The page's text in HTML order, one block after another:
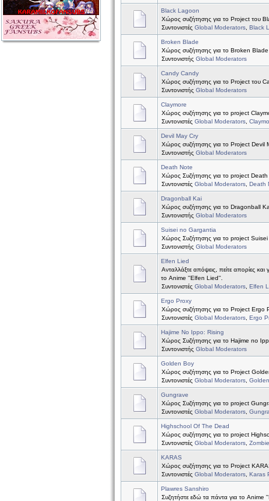
Black Lagoon
Χώρος συζήτησης για το Project του
Συντονιστές Global Moderators Black
Broken Blade
Χώρος συζήτησης για το Broken Blade
Συντονιστής Global Moderators
Candy Candy
Χώρος συζήτησης για το Project του
Συντονιστής Global Moderators
Claymore
Χώρος συζήτησης για το project
Συντονιστές Global Moderators
Devil May Cry
Χώρος συζήτησης για το Project Devil
Συντονιστής Global Moderators
Death Note
Χώρος Συζήτησης για το project
Συντονιστές Global Moderators Death
Dragonball Kai
Χώρος συζήτησης για το Dragonball
Συντονιστής Global Moderators
Suisei no Gargantia
Χώρος Συζήτησης για το project
Συντονιστής Global Moderators
Elfen Lied
Ανταλλάξτε απόψεις, πείτε απορίες και
το Anime ''Elfen Lied''.
Συντονιστές Global Moderators Elfen
Ergo Proxy
Χώρος συζήτησης για το Project Ergo
Συντονιστές Global Moderators Ergo
Hajime No Ippo: Rising
Χώρος Συζήτησης για το Hajime no
Συντονιστής Global Moderators
Golden Boy
Χώρος συζήτησης για το Project
Συντονιστές Global Moderators
Gungrave
Χώρος Συζήτησης για το project
Συντονιστές Global Moderators
Highschool Of The Dead
Χώρος συζήτησης για το project
Συντονιστές Global Moderators
KARAS
Χώρος συζήτησης για το Project
Συντονιστές Global Moderators Karas
Plawres Sanshiro
Συζητήστε εδώ τα πάντα για το